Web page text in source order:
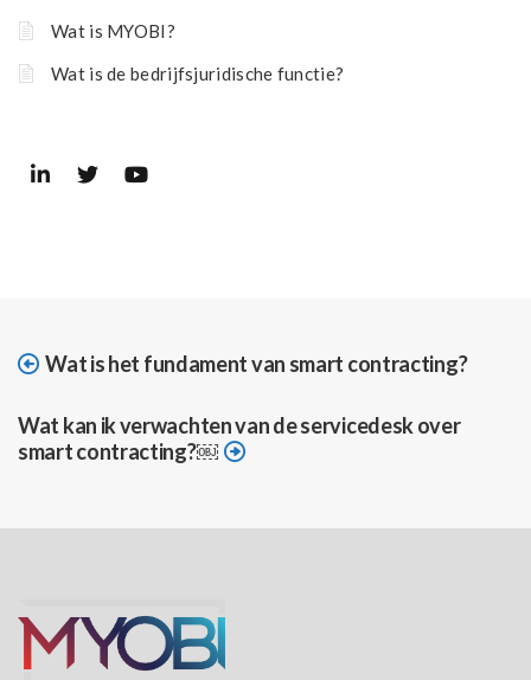
Wat is MYOBI?
Wat is de bedrijfsjuridische functie?
Wat is het fundament van smart contracting?
Wat kan ik verwachten van de servicedesk over
smart contracting?￼